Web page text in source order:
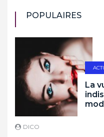
POPULAIRES
La
DICO